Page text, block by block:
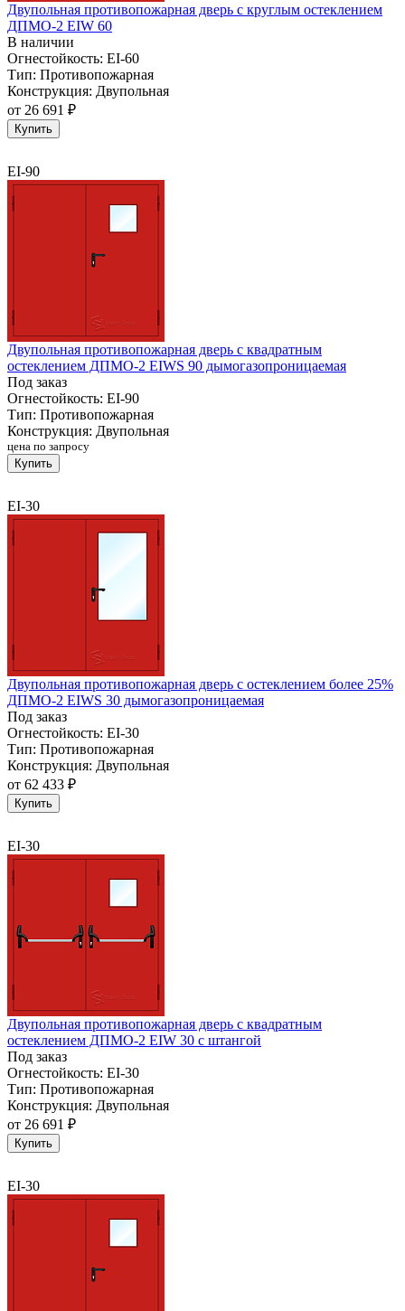
Двупольная противопожарная дверь с круглым остеклением
ДПМО-2 EIW 60
В наличии
Огнестойкость: EI-60
Тип: Противопожарная
Конструкция: Двупольная
от 26 691 ₽
Купить
EI-90
Двупольная противопожарная дверь с квадратным
остеклением ДПМО-2 EIWS 90 дымогазопроницаемая
Под заказ
Огнестойкость: EI-90
Тип: Противопожарная
Конструкция: Двупольная
цена по запросу
Купить
EI-30
Двупольная противопожарная дверь с остеклением более 25%
ДПМО-2 EIWS 30 дымогазопроницаемая
Под заказ
Огнестойкость: EI-30
Тип: Противопожарная
Конструкция: Двупольная
от 62 433 ₽
Купить
EI-30
Двупольная противопожарная дверь с квадратным
остеклением ДПМО-2 EIW 30 с штангой
Под заказ
Огнестойкость: EI-30
Тип: Противопожарная
Конструкция: Двупольная
от 26 691 ₽
Купить
EI-30